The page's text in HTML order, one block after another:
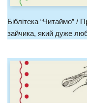
Біблітека “Читаймо” /
зайчика, який дуже